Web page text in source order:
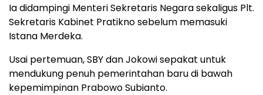
Ia didampingi Menteri Sekretaris Negara sekaligus Plt.
Sekretaris Kabinet Pratikno sebelum memasuki
Istana Merdeka.
Usai pertemuan, SBY dan Jokowi sepakat untuk
mendukung penuh pemerintahan baru di bawah
kepemimpinan Prabowo Subianto.